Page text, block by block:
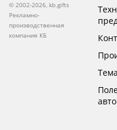
© 2002-2026, kb.gifts
Рекламно-
производственная
компания КБ